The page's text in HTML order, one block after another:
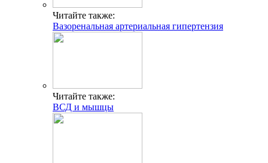
Читайте также:
Вазоренальная артериальная гипертензия
Читайте также:
ВСД и мышцы